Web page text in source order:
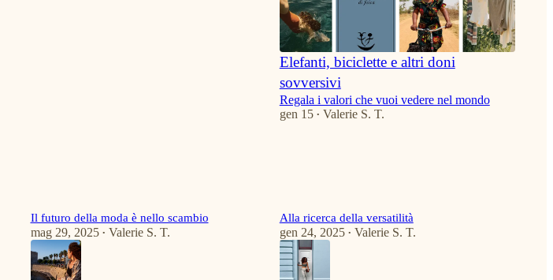
Elefanti, biciclette e altri doni
sovversivi
Regala i valori che vuoi vedere nel mondo
gen 15 • Valerie S. T.
Il futuro della moda è nello scambio
mag 29, 2025 • Valerie S. T.
Alla ricerca della versatilità
gen 24, 2025 • Valerie S. T.